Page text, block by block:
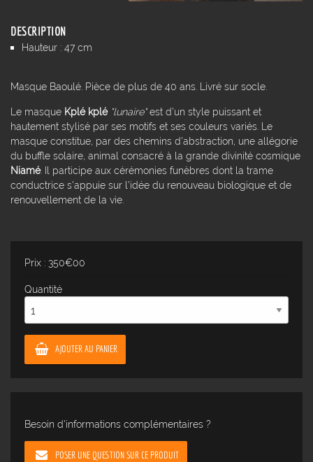
DESCRIPTION
Hauteur : 47 cm
Masque Baoulé. Pièce de plus de 40 ans. Livré sur socle.
Le masque Kplé kplé "lunaire"est d'un style puissant et
hautement stylisé par ses motifs et ses couleurs variés. Le
masque constitue, par des chemins d'abstraction, une allégorie
du buffle solaire, animal consacré à la grande divinité cosmique
Niamé. Il participe aux cérémonies funèbres dont la trame
conductrice s'appuie sur l'idée du renouveau biologique et de
renouvellement de la vie.
Prix : 350€00
Quantité
AJOUTER AU PANIER
Besoin d'informations complémentaires ?
POSER UNE QUESTION SUR CE PRODUIT